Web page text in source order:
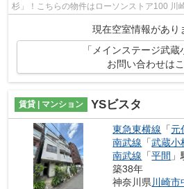
杉」！こちらの物件はローソンストア100 川
す！共用部には敷地内ごみ置き場・エレベ...
現在空室情報があり
「メインステージ武
お問い合わせは
賃貸 | マンション YSビスタ
東急東横線 「元
南武線 「武蔵小
南武線 「平間
築38年
神奈川県 川崎市